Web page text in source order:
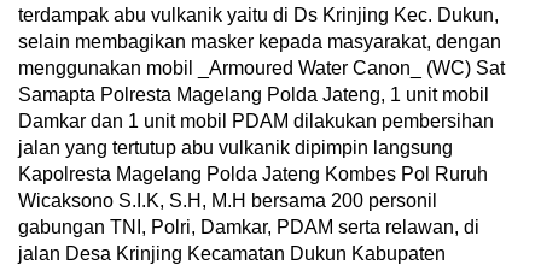
terdampak abu vulkanik yaitu di Ds Krinjing Kec. Dukun,
selain membagikan masker kepada masyarakat, dengan
menggunakan mobil _Armoured Water Canon_ (WC) Sat
Samapta Polresta Magelang Polda Jateng, 1 unit mobil
Damkar dan 1 unit mobil PDAM dilakukan pembersihan
jalan yang tertutup abu vulkanik dipimpin langsung
Kapolresta Magelang Polda Jateng Kombes Pol Ruruh
Wicaksono S.I.K, S.H, M.H bersama 200 personil
gabungan TNI, Polri, Damkar, PDAM serta relawan, di
jalan Desa Krinjing Kecamatan Dukun Kabupaten